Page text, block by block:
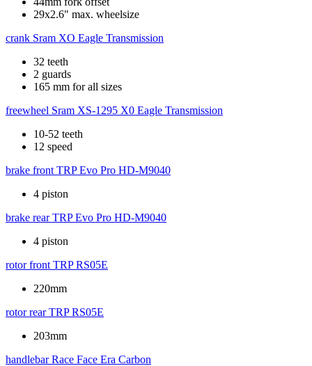
29x2.6" max. wheelsize
crank Sram XO Eagle Transmission
32 teeth
2 guards
165 mm for all sizes
freewheel Sram XS-1295 X0 Eagle Transmission
10-52 teeth
12 speed
brake front TRP Evo Pro HD-M9040
4 piston
brake rear TRP Evo Pro HD-M9040
4 piston
rotor front TRP RS05E
220mm
rotor rear TRP RS05E
203mm
handlebar Race Face Era Carbon